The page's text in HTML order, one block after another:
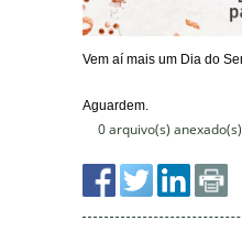
0 arquivo(s) anexado(s)